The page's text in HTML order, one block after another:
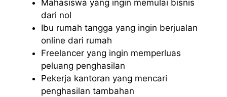
Mahasiswa yang ingin memulai bisnis
dari nol
Ibu rumah tangga yang ingin berjualan
online dari rumah
Freelancer yang ingin memperluas
peluang penghasilan
Pekerja kantoran yang mencari
penghasilan tambahan